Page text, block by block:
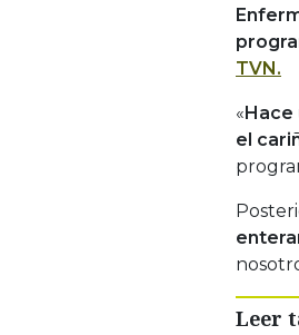
TVN.
«Hace
el
Leer